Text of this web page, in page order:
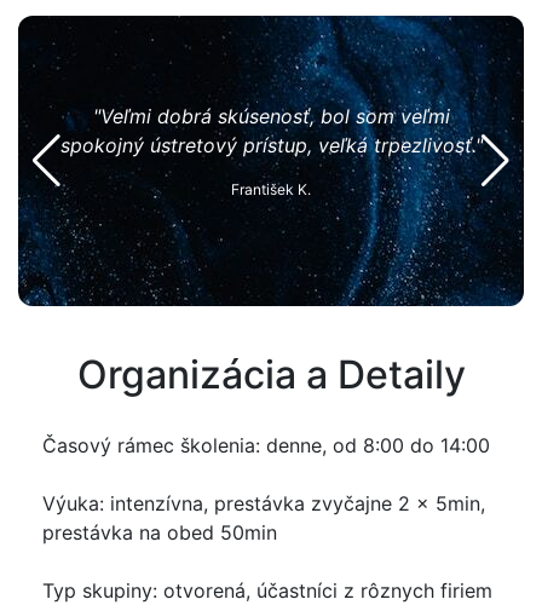
"Odbornosť, ústretovosť a trpezlivosť."
Matej K.
Organizácia a Detaily
Časový rámec školenia: denne, od 8:00 do 14:00
Výuka: intenzívna, prestávka zvyčajne 2 x 5min,
prestávka na obed 50min
Typ skupiny: otvorená, účastníci z rôznych firiem